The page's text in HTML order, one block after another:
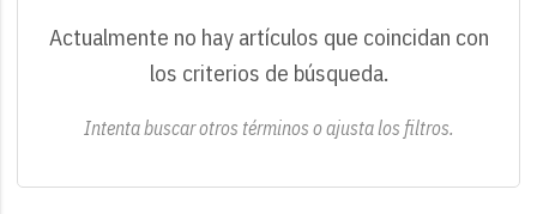
Actualmente no hay artículos que coincidan con
los criterios de búsqueda.
Intenta buscar otros términos o ajusta los filtros.